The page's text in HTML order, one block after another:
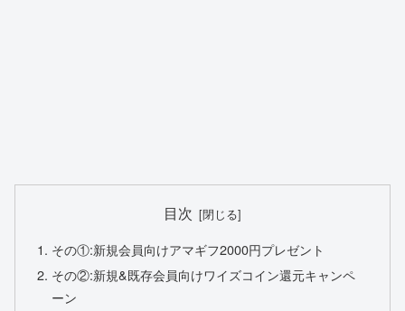
目次
その①:新規会員向けアマギフ2000円プレゼント
その②:新規&既存会員向けワイズコイン還元キャンペ
ーン